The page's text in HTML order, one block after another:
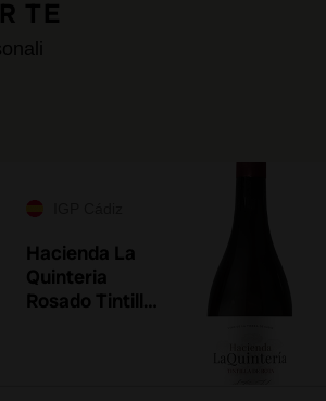
TE
Hacienda La
Quinteria
Rosado Tintilla